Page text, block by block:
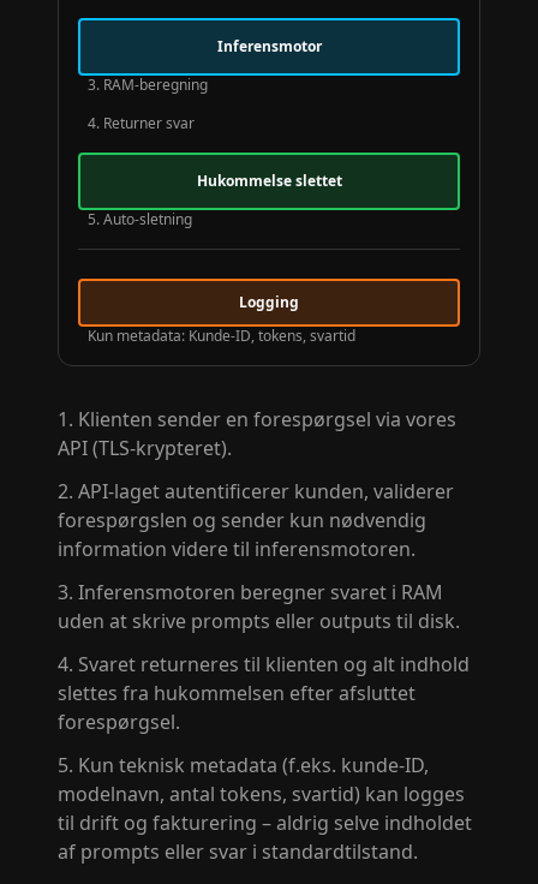
Inferensmotor
3. RAM-beregning
4. Returner svar
Hukommelse slettet
5. Auto-sletning
Logging
Kun metadata: Kunde-ID, tokens, svartid
Klienten sender en forespørgsel via vores
API (TLS-krypteret).
API-laget autentificerer kunden, validerer
forespørgslen og sender kun nødvendig
information videre til inferensmotoren.
Inferensmotoren beregner svaret i RAM
uden at skrive prompts eller outputs til disk.
Svaret returneres til klienten og alt indhold
slettes fra hukommelsen efter afsluttet
forespørgsel.
Kun teknisk metadata (f.eks. kunde-ID,
modelnavn, antal tokens, svartid) kan logges
til drift og fakturering – aldrig selve indholdet
af prompts eller svar i standardtilstand.